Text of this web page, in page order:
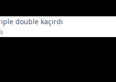
double kaçırdı